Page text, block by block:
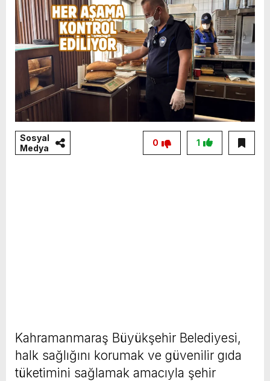
Sosyal
Medya
1
0
Kahramanmaraş Büyükşehir Belediyesi,
halk sağlığını korumak ve güvenilir gıda
tüketimini sağlamak amacıyla şehir